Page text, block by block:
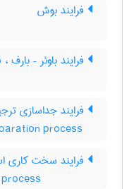
فرایند بوش
فرایند باوئر – بارف
فرایند جداسازی
process
فرایند سخت کاری